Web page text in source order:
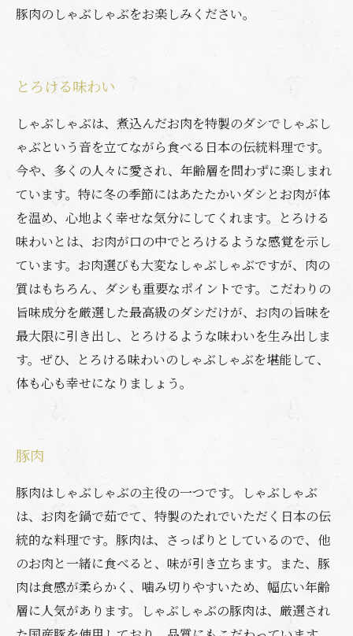
豚肉のしゃぶしゃぶをお楽しみください。
とろける味わい
しゃぶしゃぶは、煮込んだお肉を特製のダシでしゃぶし
ゃぶという音を立てながら食べる日本の伝統料理です。
今や、多くの人々に愛され、年齢層を問わずに楽しまれ
ています。特に冬の季節にはあたたかいダシとお肉が体
を温め、心地よく幸せな気分にしてくれます。とろける
味わいとは、お肉が口の中でとろけるような感覚を示し
ています。お肉選びも大変なしゃぶしゃぶですが、肉の
質はもちろん、ダシも重要なポイントです。こだわりの
旨味成分を厳選した最高級のダシだけが、お肉の旨味を
最大限に引き出し、とろけるような味わいを生み出しま
す。ぜひ、とろける味わいのしゃぶしゃぶを堪能して、
体も心も幸せになりましょう。
豚肉
豚肉はしゃぶしゃぶの主役の一つです。しゃぶしゃぶ
は、お肉を鍋で茹でて、特製のたれでいただく日本の伝
統的な料理です。豚肉は、さっぱりとしているので、他
のお肉と一緒に食べると、味が引き立ちます。また、豚
肉は食感が柔らかく、噛み切りやすいため、幅広い年齢
層に人気があります。しゃぶしゃぶの豚肉は、厳選され